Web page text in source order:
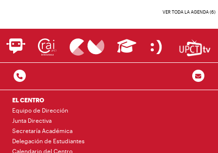
VER TODA LA AGENDA (6)
EL CENTRO
Equipo de Dirección
Junta Directiva
Secretaría Académica
Delegación de Estudiantes
Calendario del Centro